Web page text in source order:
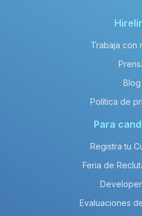
Trabaja con
Blog
Política de
Para
Registra tu
Feria de
Evaluaciones